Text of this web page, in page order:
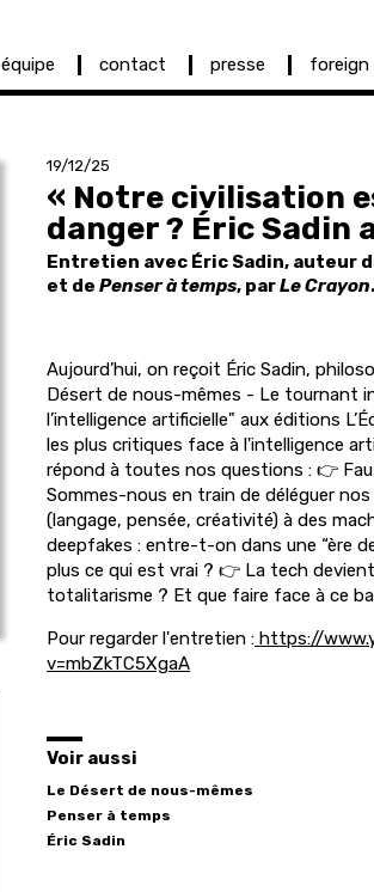
équipe contact presse foreign
19/12/25
« Notre civilisation
danger ? Éric Sadin
Entretien avec Éric Sadin, auteur
et de Penser à temps, parLe Crayon.
Aujourd’hui, on reçoit Éric Sadin,
Désert de nous-mêmes - Le tournant
l’intelligence artificielle" aux éditions
les plus critiques face à l'intelligence
répond à toutes nos questions : 👉
Sommes-nous en train de déléguer
(langage, pensée, créativité) à des
deepfakes : entre-t-on dans une “ère
plus ce qui est vrai ? 👉 La tech
totalitarisme ? Et que faire face à ce
Pour regarder l'entretien : https://
v=mbZkTC5XgaA
Voir aussi
Le Désert de nous-mêmes
Penser à temps
Éric Sadin